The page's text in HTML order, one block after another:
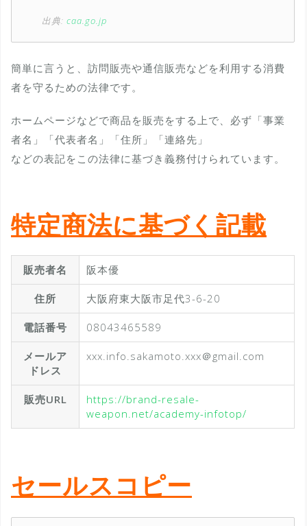
出典: caa.go.jp
簡単に言うと、訪問販売や通信販売などを利用する消費
者を守るための法律です。
ホームページなどで商品を販売をする上で、必ず「事業
者名」「代表者名」「住所」「連絡先」
などの表記をこの法律に基づき義務付けられています。
特定商法に基づく記載
販売者名 阪本優
住所 大阪府東大阪市足代3-6-20
電話番号 08043465589
メールア
ドレス
xxx.info.sakamoto.xxx＠gmail.com
販売URL
https://brand-resale-
weapon.net/academy-infotop/
セールスコピー